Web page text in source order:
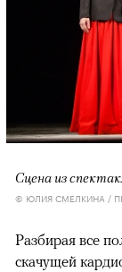
Сцена из
© ЮЛИЯ СМЕЛКИНА /
Разбирая все
скачущей